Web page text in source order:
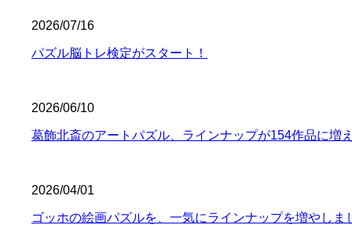
2026/07/16
パズル脳トレ検定がスタート！
2026/06/10
葛飾北斎のアートパズル、ラインナップが154作品に増
2026/04/01
ゴッホの絵画パズルを、一気にラインナップを増やしま